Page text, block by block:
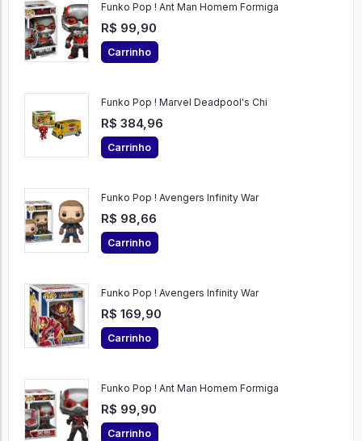
Funko Pop ! Ant Man Homem Formiga
R$ 99,90
Carrinho
Funko Pop ! Marvel Deadpool's Chi
R$ 384,96
Carrinho
Funko Pop ! Avengers Infinity War
R$ 98,66
Carrinho
Funko Pop ! Avengers Infinity War
R$ 169,90
Carrinho
Funko Pop ! Ant Man Homem Formiga
R$ 99,90
Carrinho